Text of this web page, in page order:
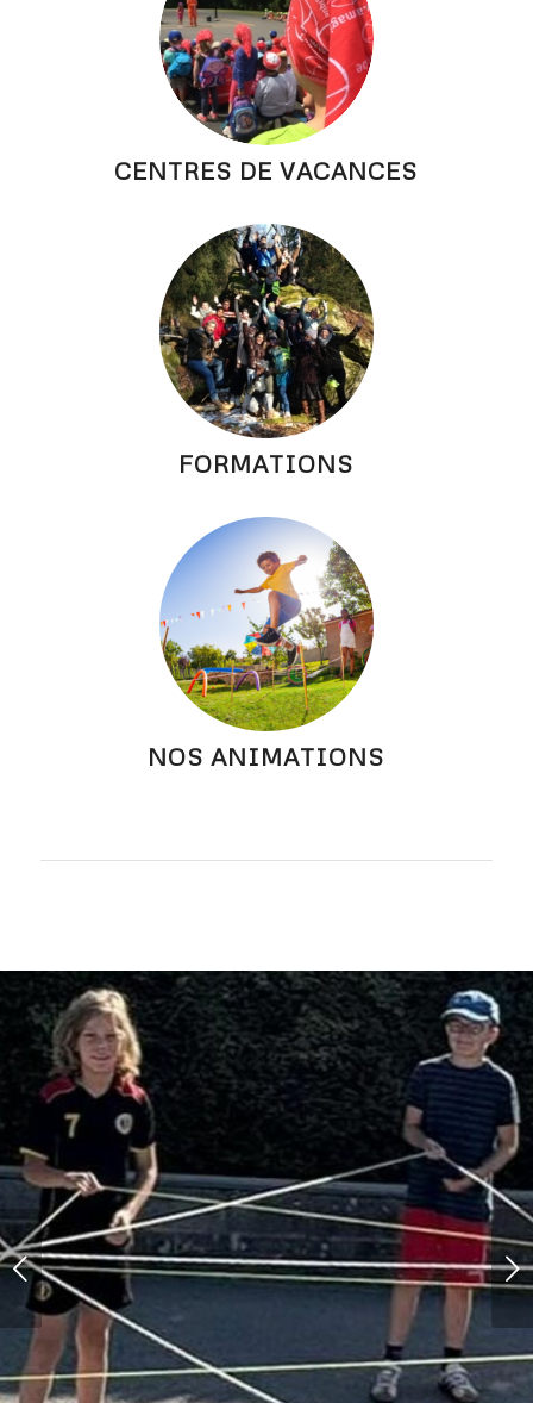
CENTRES DE VACANCES
FORMATIONS
NOS ANIMATIONS
Suivant